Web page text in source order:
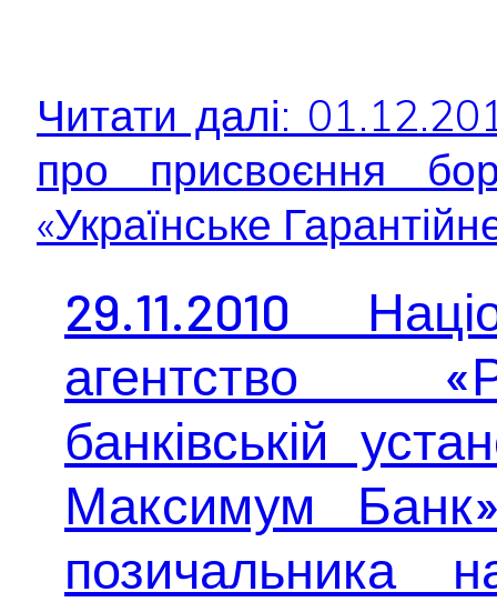
Читати далі:
про присвоєння
«Українське
29.11.2010
агентство
банківській
Максимум
позичальника